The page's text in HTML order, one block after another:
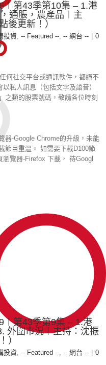
第43季第10集 – 1.港
通脹，農產品︱主
後更新！）
投資, -- Featured --, -- 網台 --
0
何社交平台或通訊軟件，都絕不
私人訊息（包括文字及語音）
之類的股票號碼，敬請各位時刻
器-Google Chrome的升級，未能
節目重溫。 如需要下載D100節
覽器-Firefox 下載， 待Googl
第43季第9集 – 1.港
外圍市況︱主持：沈振
）
投資, -- Featured --, -- 網台 --
0